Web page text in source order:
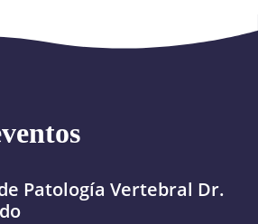
Patología Vertebral Dr.